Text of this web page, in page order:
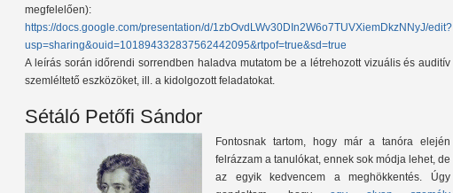
megfelelően):
https://docs.google.com/presentation/d/1zbOvdLWv30DIn2W6o7TUVXiemDkzNNyJ/edit?
usp=sharing&ouid=101894332837562442095&rtpof=true&sd=true
A leírás során időrendi sorrendben haladva mutatom be a létrehozott vizuális és auditív
szemléltető eszközöket, ill. a kidolgozott feladatokat.
Sétáló Petőfi Sándor
Fontosnak tartom, hogy már a tanóra elején
felrázzam a tanulókat, ennek sok módja lehet, de
az egyik kedvencem a meghökkentés. Úgy